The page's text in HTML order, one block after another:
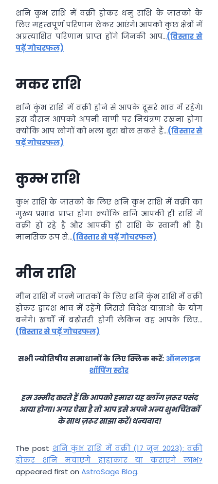
शनि कुंभ राशि में वक्री होकर धनु राशि के जातकों के
लिए महत्वपूर्ण परिणाम लेकर आएंगे। आपको कुछ क्षेत्रों में
अप्रत्याशित परिणाम प्राप्त होंगे जिनकी आप…(विस्तार से
पढ़ें गोचरफल)
मकर राशि
शनि कुंभ राशि में वक्री होने से आपके दूसरे भाव में रहेंगे।
इस दौरान आपको अपनी वाणी पर नियंत्रण रखना होगा
क्योंकि आप लोगों को भला बुरा बोल सकते हैं…(विस्तार से
पढ़ें गोचरफल)
कुम्भ राशि
कुंभ राशि के जातकों के लिए शनि कुंभ राशि में वक्री का
मुख्य प्रभाव प्राप्त होगा क्योंकि शनि आपकी ही राशि में
वक्री हो रहे हैं और आपकी ही राशि के स्वामी भी हैं।
मानसिक रूप से…(विस्तार से पढ़ें गोचरफल)
मीन राशि
मीन राशि में जन्मे जातकों के लिए शनि कुंभ राशि में वक्री
होकर द्वादश भाव में रहेंगे जिससे विदेश यात्राओं के योग
बनेंगे। खर्चों में बढ़ोतरी होगी लेकिन वह आपके लिए…
(विस्तार से पढ़ें गोचरफल)
सभी ज्योतिषीय समाधानों के लिए क्लिक करें: ऑनलाइन
शॉपिंग स्टोर
हम उम्मीद करते हैं कि आपको हमारा यह ब्लॉग ज़रूर पसंद
आया होगा। अगर ऐसा है तो आप इसे अपने अन्य शुभचिंतकों
के साथ ज़रूर साझा करें। धन्यवाद!
The post शनि कुंभ राशि में वक्री (17 जून 2023): वक्री
होकर शनि मचाएंगे हाहाकार या कराएंगे लाभ?
appeared first on AstroSage Blog.